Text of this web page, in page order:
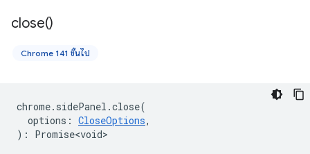
close()
Chrome 141 ขึ้นไป
chrome. sidePanel .close(
options : CloseOptions,
) : Promise<void>